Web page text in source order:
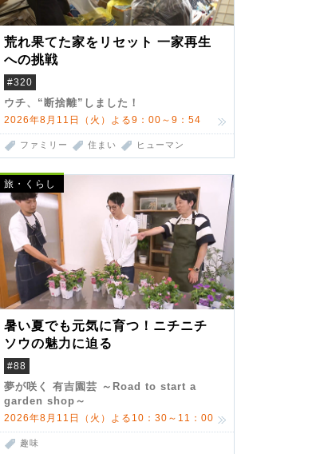
荒れ果てた家をリセット 一家再生
への挑戦
#320
ウチ、“断捨離”しました！
2026年8月11日（火）よる9：00～9：54
ファミリー 住まい ヒューマン
旅・くらし
暑い夏でも元気に育つ！ニチニチ
ソウの魅力に迫る
#88
夢が咲く 有吉園芸 ～Road to start a
garden shop～
2026年8月11日（火）よる10：30～11：00
趣味